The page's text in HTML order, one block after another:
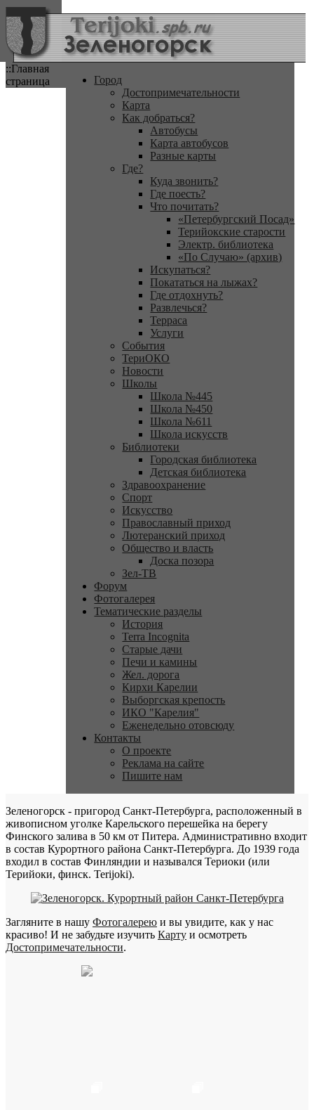
::Главная
страница
Город
Достопримечательности
Карта
Как добраться?
Автобусы
Карта автобусов
Разные карты
Где?
Куда звонить?
Где поесть?
Что почитать?
«Петербургский Посад»
Терийокские старости
Электр. библиотека
«По Случаю» (архив)
Искупаться?
Покататься на лыжах?
Где отдохнуть?
Развлечься?
Терраса
Услуги
События
ТериОКО
Новости
Школы
Школа №445
Школа №450
Школа №611
Школа искусств
Библиотеки
Городская библиотека
Детская библиотека
Здравоохранение
Спорт
Искусство
Православный приход
Лютеранский приход
Общество и власть
Доска позора
Зел-ТВ
Форум
Фотогалерея
Тематические разделы
История
Terra Incognita
Старые дачи
Печи и камины
Жел. дорога
Кирхи Карелии
Выборгская крепость
ИКО "Карелия"
Еженедельно отовсюду
Контакты
О проекте
Реклама на сайте
Пишите нам
Зеленогорск - пригород Санкт-Петербурга, расположенный в
живописном уголке Карельского перешейка на берегу
Финского залива в 50 км от Питера. Административно входит
в состав Курортного района Санкт-Петербурга. До 1939 года
входил в состав Финляндии и назывался Териоки (или
Терийоки, финск. Terijoki).
Загляните в нашу Фотогалерею и вы увидите, как у нас
красиво! И не забудьте изучить Карту и осмотреть
Достопримечательности.